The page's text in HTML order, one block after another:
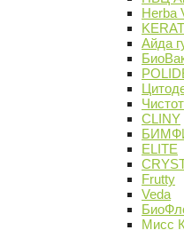
Herba
Айда
CLINY
ELITE
Frutty
Veda
Мисс